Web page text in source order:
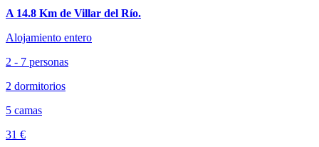
A 14.8 Km de Villar del Río.
Alojamiento entero
2 - 7 personas
2 dormitorios
5 camas
31 €